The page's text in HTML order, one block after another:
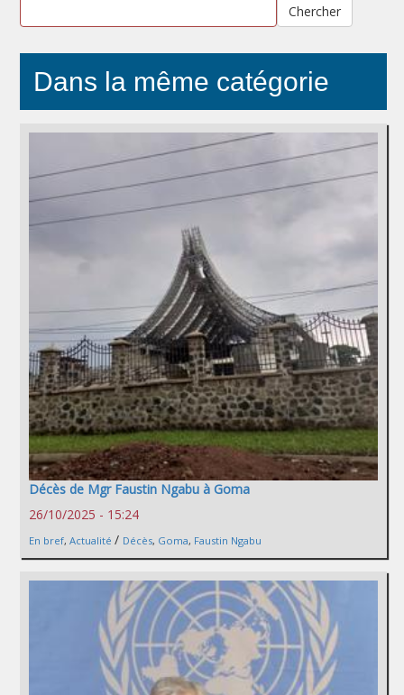
Chercher
Dans la même catégorie
Décès de Mgr Faustin Ngabu à Goma
26/10/2025 - 15:24
En bref, Actualité / Décès, Goma, Faustin Ngabu